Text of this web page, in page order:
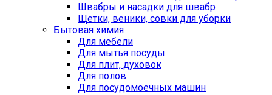
Швабры и насадки для швабр
Щетки, веники, совки для уборки
Бытовая химия
Для мебели
Для мытья посуды
Для плит, духовок
Для полов
Для посудомоечных машин